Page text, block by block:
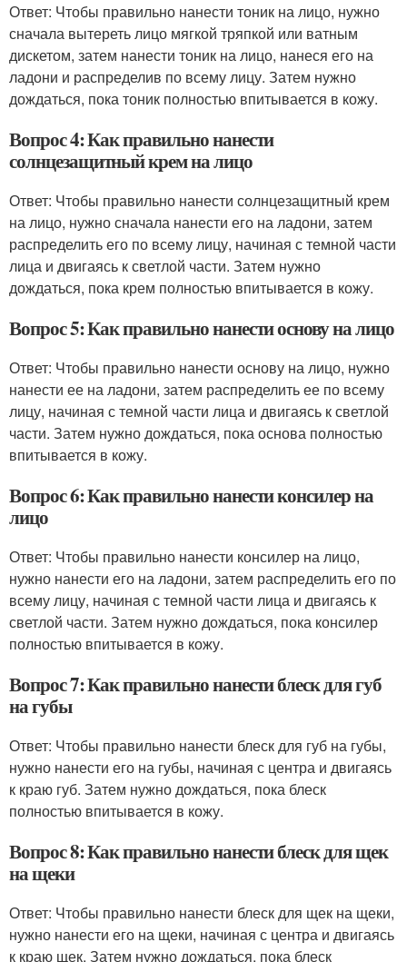
Ответ: Чтобы правильно нанести тоник на лицо, нужно
сначала вытереть лицо мягкой тряпкой или ватным
дискетом, затем нанести тоник на лицо, нанеся его на
ладони и распределив по всему лицу. Затем нужно
дождаться, пока тоник полностью впитывается в кожу.
Вопрос 4: Как правильно нанести
солнцезащитный крем на лицо
Ответ: Чтобы правильно нанести солнцезащитный крем
на лицо, нужно сначала нанести его на ладони, затем
распределить его по всему лицу, начиная с темной части
лица и двигаясь к светлой части. Затем нужно
дождаться, пока крем полностью впитывается в кожу.
Вопрос 5: Как правильно нанести основу на лицо
Ответ: Чтобы правильно нанести основу на лицо, нужно
нанести ее на ладони, затем распределить ее по всему
лицу, начиная с темной части лица и двигаясь к светлой
части. Затем нужно дождаться, пока основа полностью
впитывается в кожу.
Вопрос 6: Как правильно нанести консилер на
лицо
Ответ: Чтобы правильно нанести консилер на лицо,
нужно нанести его на ладони, затем распределить его по
всему лицу, начиная с темной части лица и двигаясь к
светлой части. Затем нужно дождаться, пока консилер
полностью впитывается в кожу.
Вопрос 7: Как правильно нанести блеск для губ
на губы
Ответ: Чтобы правильно нанести блеск для губ на губы,
нужно нанести его на губы, начиная с центра и двигаясь
к краю губ. Затем нужно дождаться, пока блеск
полностью впитывается в кожу.
Вопрос 8: Как правильно нанести блеск для щек
на щеки
Ответ: Чтобы правильно нанести блеск для щек на щеки,
нужно нанести его на щеки, начиная с центра и двигаясь
к краю щек. Затем нужно дождаться, пока блеск